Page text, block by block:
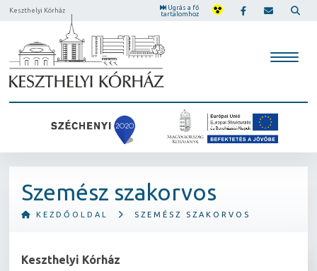
Keszthelyi Kórház
Ugrás a fő
tartalomhoz
Szemész szakorvos
KEZDŐOLDAL SZEMÉSZ SZAKORVOS
Keszthelyi Kórház